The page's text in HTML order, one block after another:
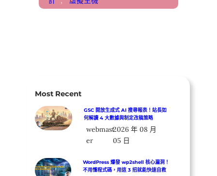
Most Recent
GSC 開放生成式 AI 搜尋報表！站長如
何解讀 4 大數據與制定改稿策略
webmast
er
2026 年 08 月
05 日
WordPress 爆發 wp2shell 核心漏洞！
不用懂程式碼，用這 3 招就能快速自救